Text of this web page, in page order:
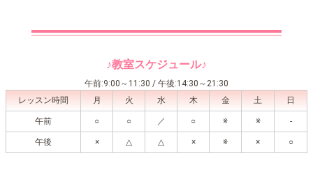
♪教室スケジュール♪
午前:9:00～11:30 / 午後:14:30～21:30
レッスン時間
月 火 水 木 金 土 日
午前 ○ ○ ／ ○ ※ ※ -
午後 × △ △ × ※ × ○